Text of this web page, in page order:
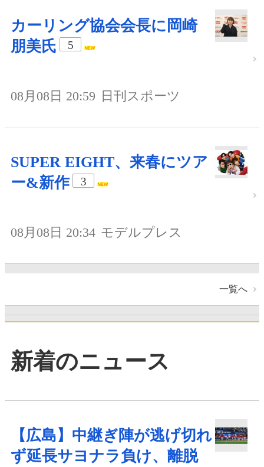
カーリング協会会長に岡崎
朋美氏
5
08月08日 20:59 日刊スポーツ
SUPER EIGHT、来春にツア
ー&新作
3
08月08日 20:34 モデルプレス
一覧へ
新着のニュース
【広島】中継ぎ陣が逃げ切れ
ず延長サヨナラ負け、離脱